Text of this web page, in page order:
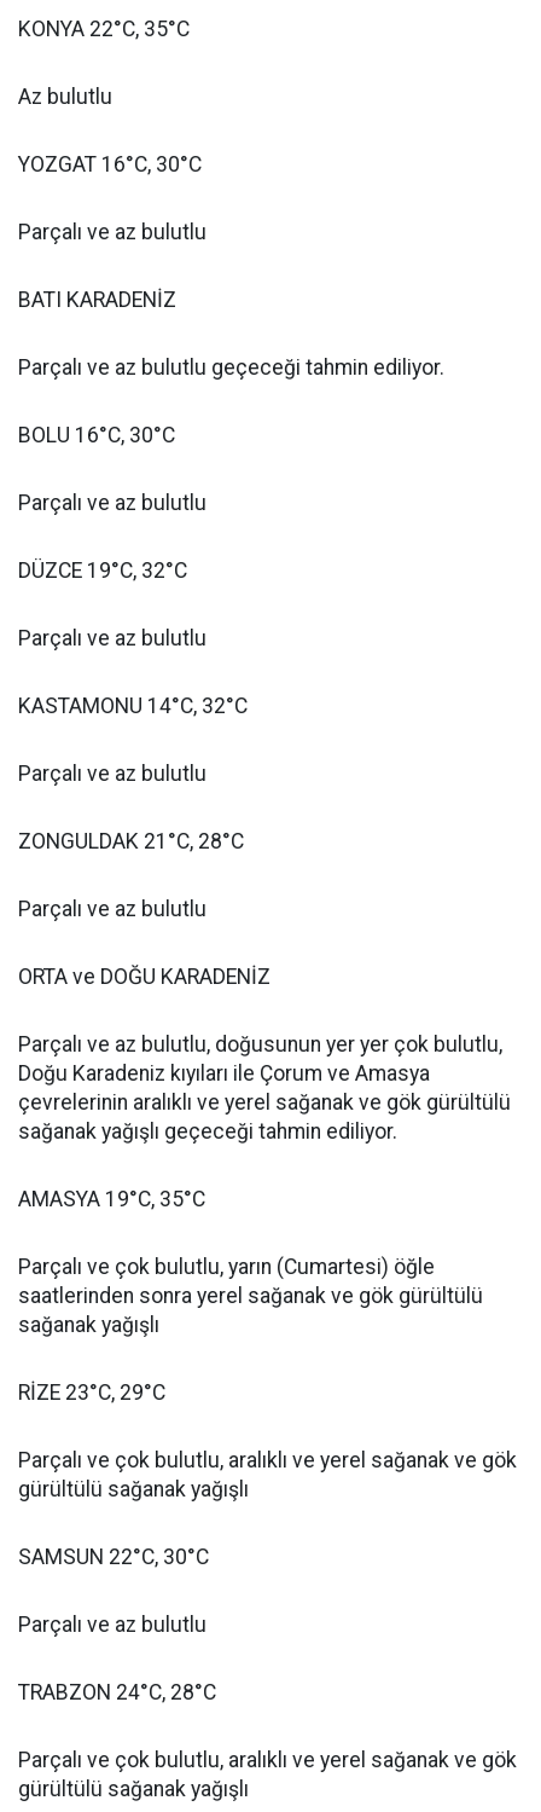
KONYA 22°C, 35°C
Az bulutlu
YOZGAT 16°C, 30°C
Parçalı ve az bulutlu
BATI KARADENİZ
Parçalı ve az bulutlu geçeceği tahmin ediliyor.
BOLU 16°C, 30°C
Parçalı ve az bulutlu
DÜZCE 19°C, 32°C
Parçalı ve az bulutlu
KASTAMONU 14°C, 32°C
Parçalı ve az bulutlu
ZONGULDAK 21°C, 28°C
Parçalı ve az bulutlu
ORTA ve DOĞU KARADENİZ
Parçalı ve az bulutlu, doğusunun yer yer çok bulutlu,
Doğu Karadeniz kıyıları ile Çorum ve Amasya
çevrelerinin aralıklı ve yerel sağanak ve gök gürültülü
sağanak yağışlı geçeceği tahmin ediliyor.
AMASYA 19°C, 35°C
Parçalı ve çok bulutlu, yarın (Cumartesi) öğle
saatlerinden sonra yerel sağanak ve gök gürültülü
sağanak yağışlı
RİZE 23°C, 29°C
Parçalı ve çok bulutlu, aralıklı ve yerel sağanak ve gök
gürültülü sağanak yağışlı
SAMSUN 22°C, 30°C
Parçalı ve az bulutlu
TRABZON 24°C, 28°C
Parçalı ve çok bulutlu, aralıklı ve yerel sağanak ve gök
gürültülü sağanak yağışlı